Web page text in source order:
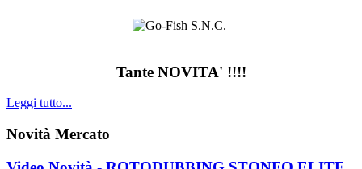
Tante NOVITA' !!!!
Leggi tutto...
Novità Mercato